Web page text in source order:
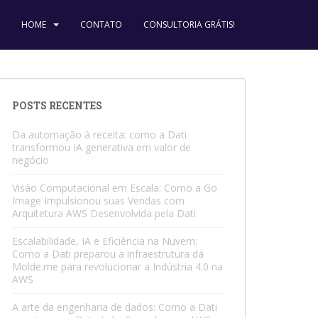
HOME CONTATO CONSULTORIA GRÁTIS!
POSTS RECENTES
Da automação à receita: como a Dati
transformou IA generativa em valor de
negócio
Visão Computacional em Escala: Como a Go
Image Impulsionou suas Vendas com
Arquitetura AWS Desenvolvida pela Dati
Escalabilidade, IA e Eficiência na Nuvem:
Como a Dati preparou a infraestrutura da
Molde.me para revolucionar a Indústria 4.0 na
AWS
A arte da engenharia de dados: Como a Dati